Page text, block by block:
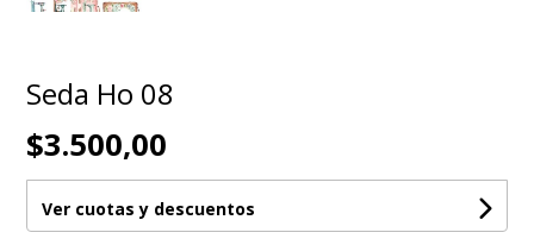
Seda Ho 08
$3.500,00
Ver cuotas y descuentos